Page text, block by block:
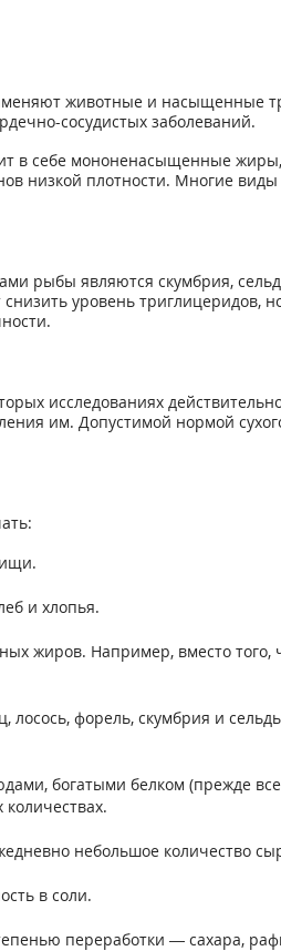
животные и насыщенные
сосудистых заболеваний.
в себе мононенасыщенные жиры,
низкой плотности. Многие
рыбы являются скумбрия,
уровень триглицеридов,
исследованиях
им. Допустимой нормой
и хлопья.
жиров. Например, вместо
форель, скумбрия и
богатыми белком (прежде
небольшое количество
в соли.
переработки — сахара,